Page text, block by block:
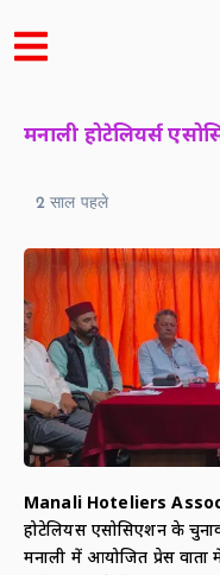
मनाली होटेलियर्स
2 साल पहले
Manali Hoteliers
होटेलियर्स एसोसिएशन के
मनाली में आयोजित प्रेस